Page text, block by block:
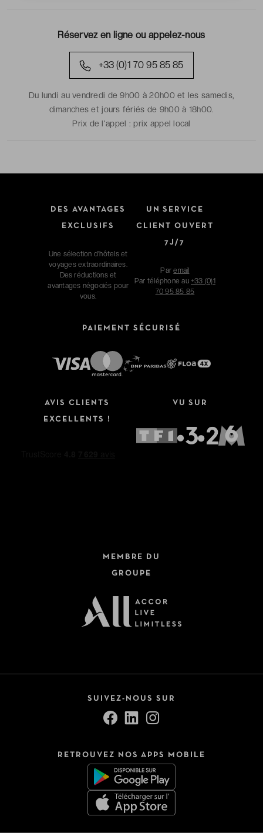
Réservez en ligne ou appelez-nous
+33 (0)1 70 95 85 85
Du lundi au vendredi de 9h00 à 20h00 et les samedis,
dimanches et jours fériés de 9h00 à 18h00.
Prix de l'appel :prix appel local
DES AVANTAGES
EXCLUSIFS
Une sélection d'hôtels et
voyages extraordinaires.
Des réductions et
avantages négociés pour
vous.
UN SERVICE
CLIENT OUVERT
7J/7
Paremail
Par téléphone au +33 (0)1
70 95 85 85
PAIEMENT SÉCURISÉ
AVIS CLIENTS
EXCELLENTS !
VU SUR
MEMBRE DU
GROUPE
SUIVEZ-NOUS SUR
RETROUVEZ NOS APPS MOBILE